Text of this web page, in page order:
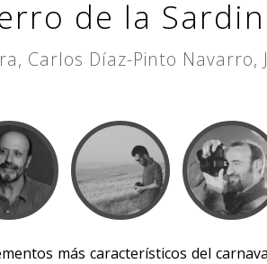
de la
Carlos Díaz-Pinto
más característicos del